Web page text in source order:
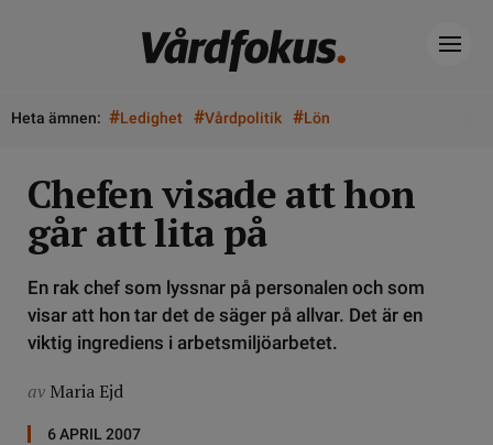
Heta ämnen: #Ledighet #Vårdpolitik #Lön
Chefen visade att hon
går att lita på
En rak chef som lyssnar på personalen och som
visar att hon tar det de säger på allvar. Det är en
viktig ingrediens i arbetsmiljöarbetet.
av Maria Ejd
6 APRIL 2007